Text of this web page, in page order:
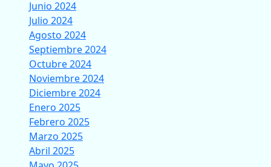
Junio 2024
Julio 2024
Agosto 2024
Septiembre 2024
Octubre 2024
Noviembre 2024
Diciembre 2024
Enero 2025
Febrero 2025
Marzo 2025
Abril 2025